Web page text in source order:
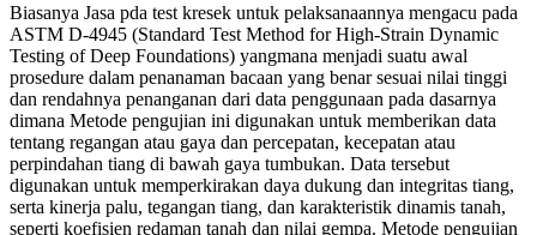
Biasanya Jasa pda test kresek untuk pelaksanaannya mengacu pada
ASTM D-4945 (Standard Test Method for High-Strain Dynamic
Testing of Deep Foundations) yangmana menjadi suatu awal
prosedure dalam penanaman bacaan yang benar sesuai nilai tinggi
dan rendahnya penanganan dari data penggunaan pada dasarnya
dimana Metode pengujian ini digunakan untuk memberikan data
tentang regangan atau gaya dan percepatan, kecepatan atau
perpindahan tiang di bawah gaya tumbukan. Data tersebut
digunakan untuk memperkirakan daya dukung dan integritas tiang,
serta kinerja palu, tegangan tiang, dan karakteristik dinamis tanah,
seperti koefisien redaman tanah dan nilai gempa. Metode pengujian